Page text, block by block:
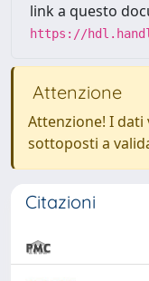
link a questo
https://
Attenzione
Attenzione! I dati
sottoposti a
Citazioni